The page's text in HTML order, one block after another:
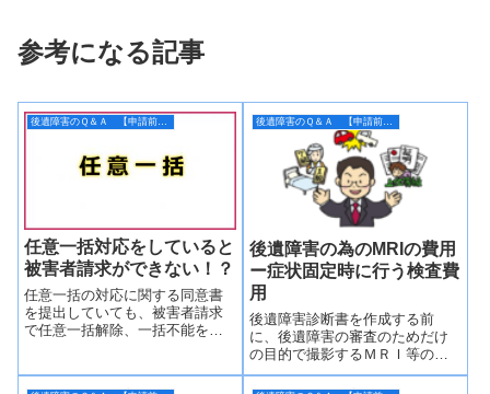
参考になる記事
後遺障害のＱ＆Ａ 【申請前】編
任意一括対応をしていると
被害者請求ができない！？
任意一括の対応に関する同意書
を提出していても、被害者請求
で任意一括解除、一括不能をし
後遺障害のＱ＆Ａ 【申請前】編
後遺障害の為のMRIの費用
ー症状固定時に行う検査費
用
後遺障害診断書を作成する前
に、後遺障害の審査のためだけ
の目的で撮影するＭＲＩ等の検
査費用は原則として被害者の自
費というのが建前ですが、等級